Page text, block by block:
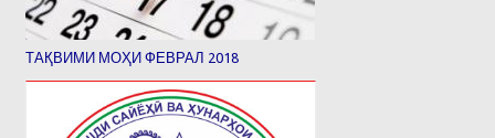
ТАҚВИМИ МОҲИ ФЕВРАЛ 2018